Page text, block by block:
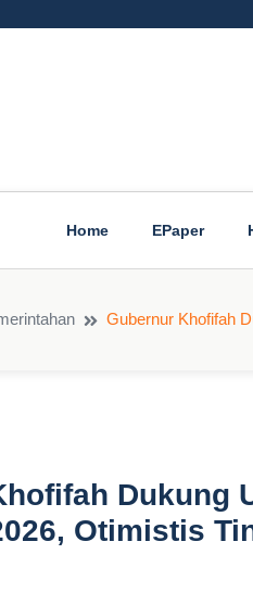
Home EPaper
Gubernur Khofifah
Dukung
Otimistis